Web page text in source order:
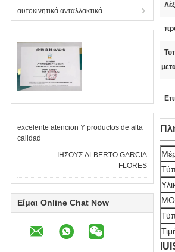
αυτοκινητικά ανταλλακτικά
excelente atencion Υ productos de alta
calidad
—— ΙΗΣΟΥΣ ALBERTO GARCIA
FLORES
Είμαι Online Chat Now